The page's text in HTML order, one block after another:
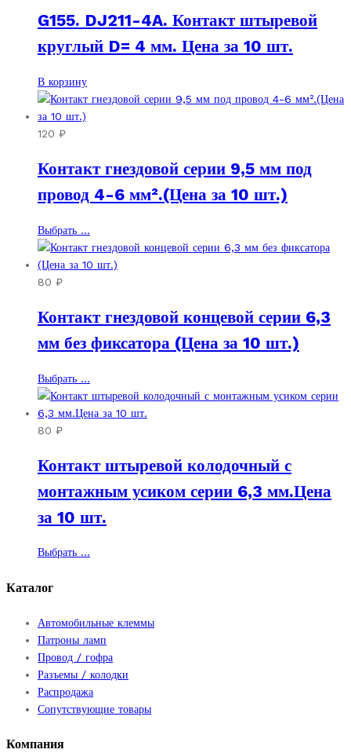
G155. DJ211-4A. Контакт штыревой
круглый D= 4 мм. Цена за 10 шт.
В корзину
120 ₽
Контакт гнездовой серии 9,5 мм под
провод 4-6 мм².(Цена за 10 шт.)
Выбрать ...
товар
имеет
Опции
выбрать
странице
товара.
80 ₽
Контакт гнездовой концевой серии 6,3
мм без фиксатора (Цена за 10 шт.)
Выбрать ...
товар
имеет
Опции
выбрать
на
80 ₽
Контакт штыревой колодочный с
монтажным усиком серии 6,3 мм.Цена
за 10 шт.
Выбрать ...
вариаций.
Опции
можно
выбрать
на
странице
Каталог
Автомобильные клеммы
Патроны ламп
Провод / гофра
Разъемы / колодки
Распродажа
Сопутствующие товары
Компания